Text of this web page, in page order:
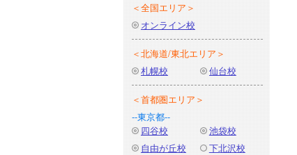
＜全国エリア＞
オンライン校
＜北海道/東北エリア＞
札幌校
仙台校
＜首都圏エリア＞
--東京都--
四谷校
池袋校
自由が丘校
下北沢校